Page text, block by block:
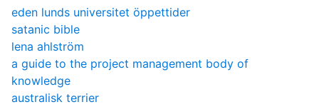
eden lunds universitet öppettider
satanic bible
lena ahlström
a guide to the project management body of
knowledge
australisk terrier